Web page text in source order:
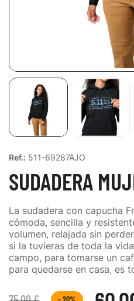
Ref.: 511-69287AJO
SUDADERA
La sudadera con capucha
cómoda, sencilla y
volumen, relajada sin
si la tuvieras de toda la
campo, para tomarse un
para quedarse en casa, es